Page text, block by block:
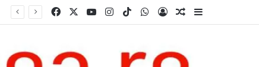
Facebook YouTubeInstagram
TikTokWhatsApp
Log InRandom Article